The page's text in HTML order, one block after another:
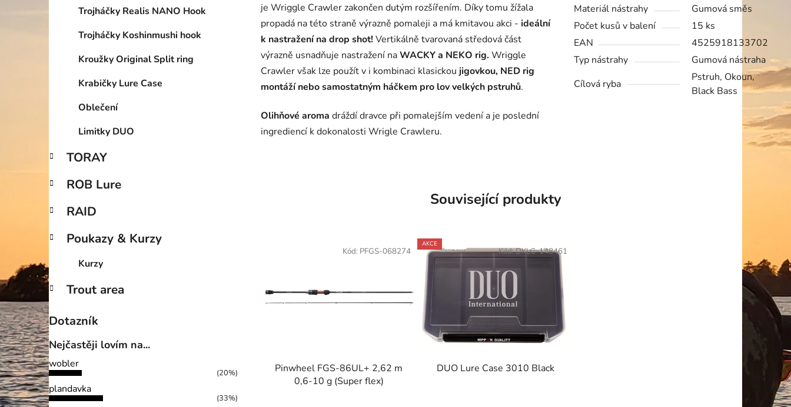
Trojháčky Realis NANO Hook
Trojháčky Koshinmushi hook
Kroužky Original Split ring
Krabičky Lure Case
Oblečení
Limitky DUO
TORAY
ROB Lure
RAID
Poukazy & Kurzy
Kurzy
Trout area
Dotazník
Nejčastěji lovím na...
wobler
(20%)
plandavka
(33%)
je Wriggle Crawler zakončen dutým rozšířením. Díky tomu žížala
propadá na této straně výrazně pomaleji a má kmitavou akci - ideální
k nastražení na drop shot! Vertikálně tvarovaná středová část
výrazně usnadňuje nastražení naWACKY a NEKO rig. Wriggle
Crawler však lze použít v i kombinaci klasickou jigovkou, NED rig
montáží nebo samostatným háčkem pro lov velkých pstruhů.
Olihňové aroma dráždí dravce při pomalejším vedení a je poslední
ingrediencí k dokonalosti Wrigle Crawleru.
Materiál nástrahy
Gumová směs
Počet kusů v balení
15 ks
EAN
4525918133702
Typ nástrahy
Gumová nástraha
Cílová ryba
Pstruh, Okoun,
Black Bass
Související produkty
Pinwheel FGS-86UL+ 2,62 m
0,6-10 g (Super flex)
Kód: PFGS-068274
AKCE
DUO Lure Case 3010 Black
Kód:DKLC-148461